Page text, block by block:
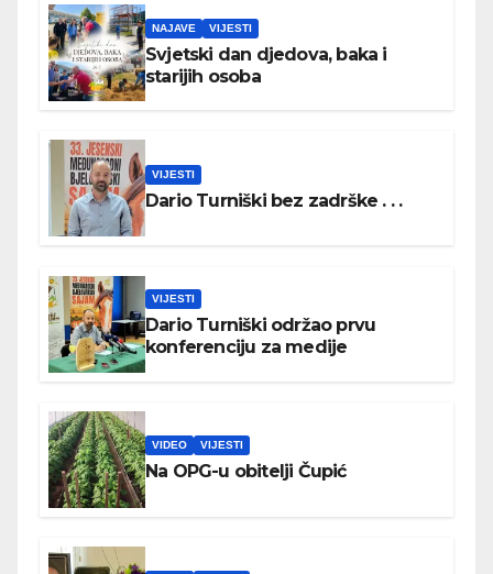
NAJAVE VIJESTI
Svjetski dan djedova, baka i
starijih osoba
VIJESTI
Dario Turniški bez zadrške . . .
VIJESTI
Dario Turniški održao prvu
konferenciju za medije
VIDEO VIJESTI
Na OPG-u obitelji Čupić